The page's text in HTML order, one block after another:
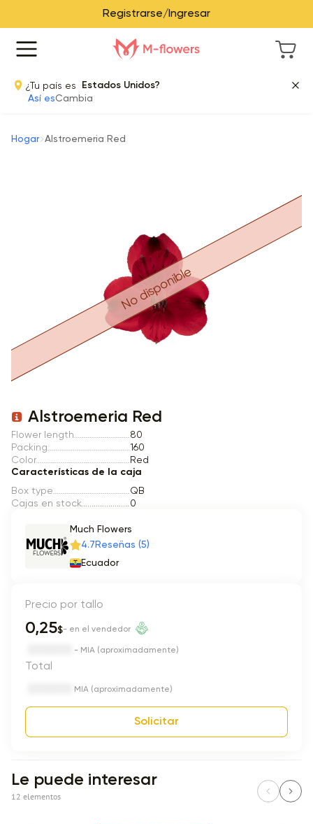
Registrarse/Ingresar
¿Tu país es
Estados Unidos?
Así esCambia
Hogar Alstroemeria Red
Item 1 of 1
No disponible
Alstroemeria Red
Flower length
80
Packing
160
Color
Red
Características de la caja
Box type
QB
Cajas en stock
0
Much Flowers
4.7 Reseñas (5)
Ecuador
Precio por tallo
0,25$- en el vendedor
- MIA (aproximadamente)
Total
MIA (aproximadamente)
Solicitar
Le puede interesar
12 elementos